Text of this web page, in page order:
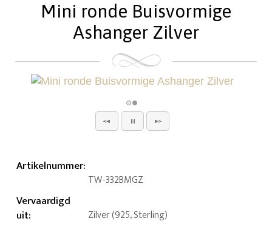
Mini ronde Buisvormige
Ashanger Zilver
Artikelnummer:
TW-332BMGZ
Vervaardigd
uit: Zilver (925, Sterling)